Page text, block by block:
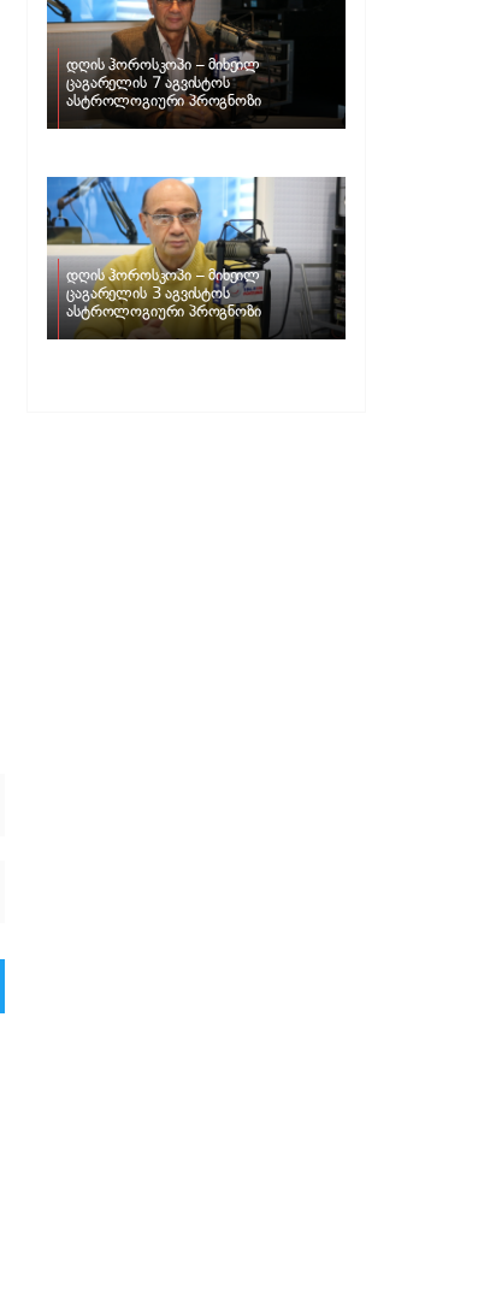
დღის ჰოროსკოპი – მიხეილ
ცაგარელის 7 აგვისტოს
ასტროლოგიური პროგნოზი
დღის ჰოროსკოპი – მიხეილ
ცაგარელის 3 აგვისტოს
ასტროლოგიური პროგნოზი